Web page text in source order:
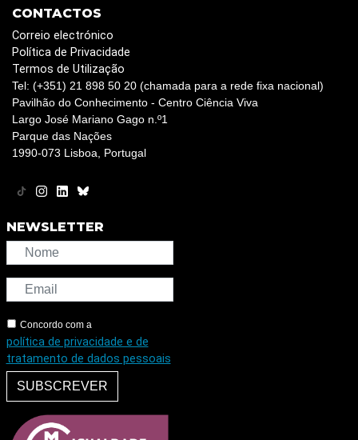
CONTACTOS
Correio electrónico
Política de Privacidade
Termos de Utilização
Tel: (+351) 21 898 50 20 (chamada para a rede fixa nacional)
Pavilhão do Conhecimento - Centro Ciência Viva
Largo José Mariano Gago n.º1
Parque das Nações
1990-073 Lisboa, Portugal
NEWSLETTER
Concordo com a
política de privacidade e de
tratamento de dados pessoais
SUBSCREVER